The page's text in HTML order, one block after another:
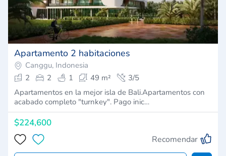
Apartamento 2 habitaciones
Canggu, Indonesia
2
2 1 49 m²
3/5
Apartamentos en la mejor isla de Bali.Apartamentos con
acabado completo "turnkey". Pago inic…
$224,600
Recomendar